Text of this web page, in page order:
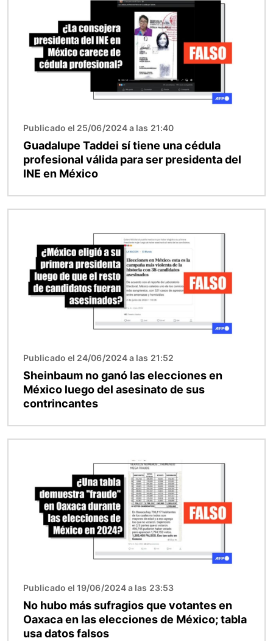
Publicado el 25/06/2024 a las 21:40
Guadalupe Taddei sí tiene una cédula
profesional válida para ser presidenta del
INE en México
Publicado el 24/06/2024 a las 21:52
Sheinbaum no ganó las elecciones en
México luego del asesinato de sus
contrincantes
Publicado el 19/06/2024 a las 23:53
No hubo más sufragios que votantes en
Oaxaca en las elecciones de México; tabla
usa datos falsos